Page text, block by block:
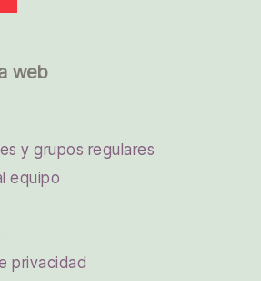
web
y grupos regulares
equipo
privacidad